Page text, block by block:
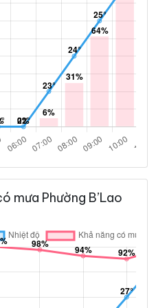
mưa Phường B’Lao